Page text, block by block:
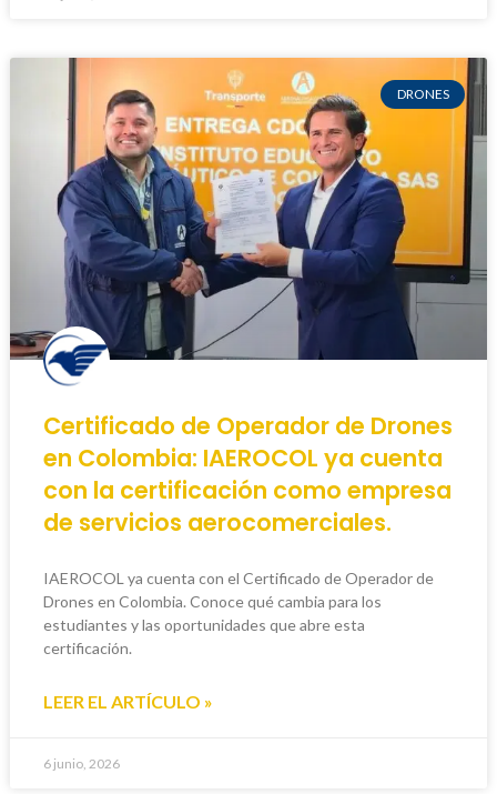
DRONES
Certificado de Operador de Drones
en Colombia: IAEROCOL ya cuenta
con la certificación como empresa
de servicios aerocomerciales.
IAEROCOL ya cuenta con el Certificado de Operador de
Drones en Colombia. Conoce qué cambia para los
estudiantes y las oportunidades que abre esta
certificación.
LEER EL ARTÍCULO »
6 junio, 2026